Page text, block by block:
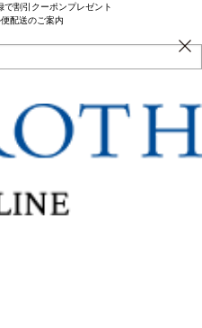
で割引クーポンプレゼント
配送のご案内